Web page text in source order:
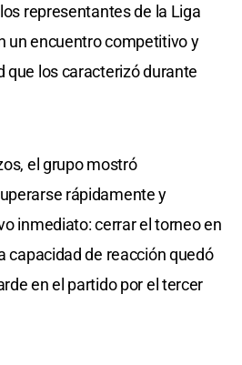
representantes de la Liga
un encuentro competitivo y
que los caracterizó durante
el grupo mostró
rápidamente y
inmediato: cerrar el torneo en
capacidad de reacción quedó
en el partido por el tercer